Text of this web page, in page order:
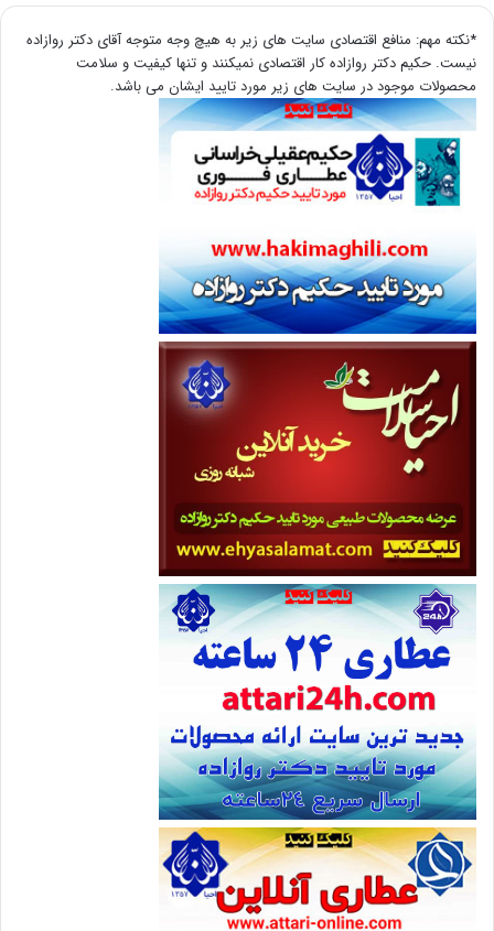
*نکته مهم: منافع اقتصادی سایت های زیر به هیچ وجه متوجه آقای دکتر روازاده
نیست. حکیم دکتر روازاده کار اقتصادی نمیکنند و تنها کیفیت و سلامت
محصولات موجود در سایت های زیر مورد تایید ایشان می باشد.